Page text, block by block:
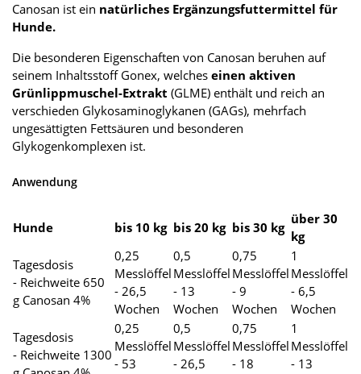
Canosan ist ein natürliches Ergänzungsfuttermittel für
Hunde.
Die besonderen Eigenschaften von Canosan beruhen auf
seinem Inhaltsstoff Gonex, welches einen aktiven
Grünlippmuschel-Extrakt (GLME) enthält und reich an
verschieden Glykosaminoglykanen (GAGs), mehrfach
ungesättigten Fettsäuren und besonderen
Glykogenkomplexen ist.
Anwendung
Hunde bis 10 kg bis 20 kg bis 30 kg
über 30
kg
Tagesdosis
- Reichweite 650
g Canosan 4%
0,25
Messlöffel
- 26,5
Wochen
0,5
Messlöffel
- 13
Wochen
0,75
Messlöffel
- 9
Wochen
1
Messlöffel
- 6,5
Wochen
Tagesdosis
- Reichweite 1300
0,25
Messlöffel
- 53
0,5
Messlöffel
- 26,5
0,75
Messlöffel
- 18
1
Messlöffel
- 13